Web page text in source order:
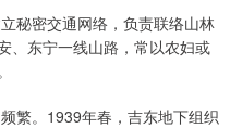
秘密交通网络，负责联络山林
、东宁一线山路，常以农妇或
繁。1939年春，吉东地下组织